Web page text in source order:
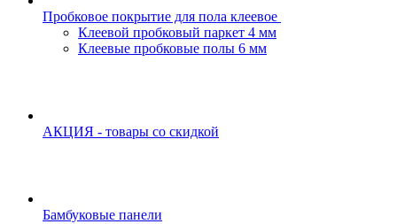
Пробковое покрытие для пола клеевое
Клеевой пробковый паркет 4 мм
Клеевые пробковые полы 6 мм
АКЦИЯ - товары со скидкой
Бамбуковые панели